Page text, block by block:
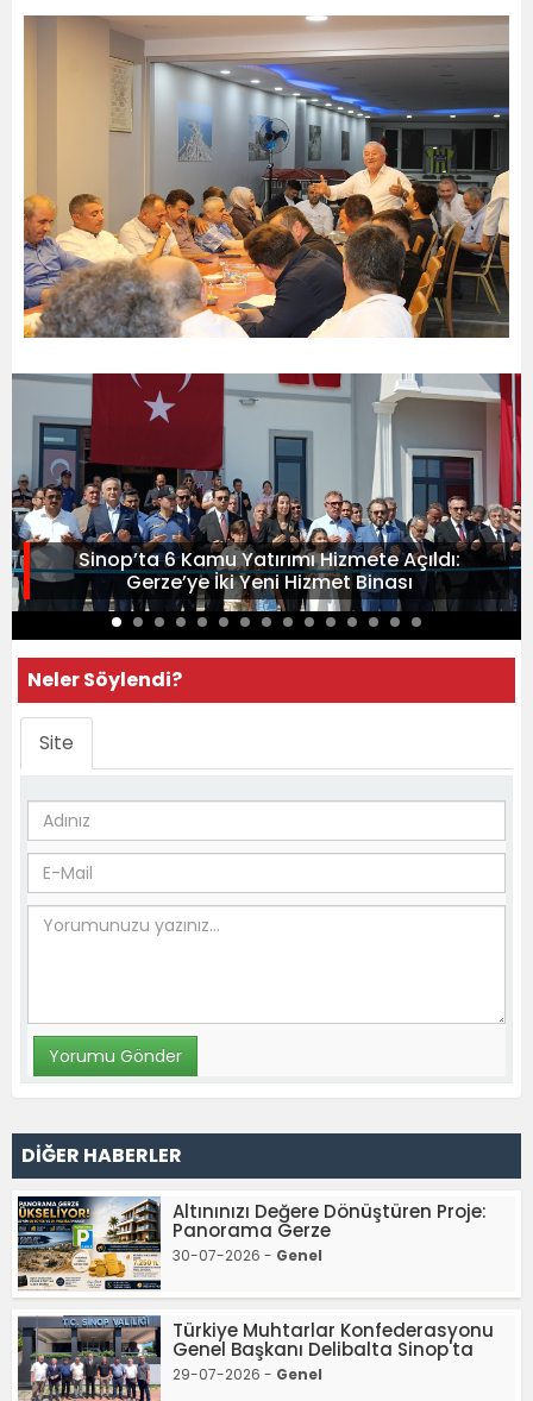
Sinop’ta 6 Kamu Yatırımı Hizmete Açıldı:
Gerze’ye İki Yeni Hizmet Binası
Neler Söylendi?
Site
DİĞER HABERLER
Altınınızı Değere Dönüştüren Proje:
Panorama Gerze
30-07-2026 - Genel
Türkiye Muhtarlar Konfederasyonu
Genel Başkanı Delibalta Sinop'ta
29-07-2026 - Genel